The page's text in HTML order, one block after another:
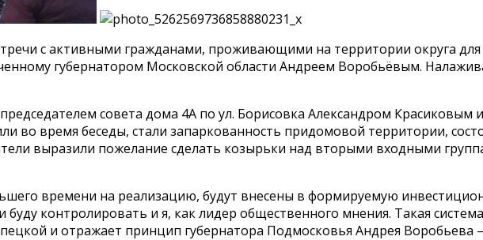
с активными гражданами, проживающими на территории округа для
губернатором Московской области Андреем Воробьёвым.
совета дома 4А по ул. Борисовка Александром
во время беседы, стали запаркованность придомовой территории,
выразили пожелание сделать козырьки над вторыми входными
времени на реализацию, будут внесены в формируемую
буду контролировать и я, как лидер общественного мнения. Такая
и отражает принцип губернатора Подмосковья Андрея Воробьева